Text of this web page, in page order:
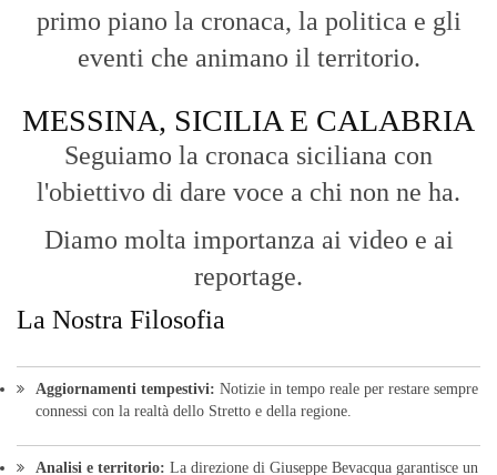
primo piano la cronaca, la politica e gli
eventi che animano il territorio.
MESSINA, SICILIA E CALABRIA
Seguiamo la cronaca siciliana con
l'obiettivo di dare voce a chi non ne ha.
Diamo molta importanza ai video e ai
reportage.
La Nostra Filosofia
Aggiornamenti tempestivi: Notizie in tempo reale per restare sempre
connessi con la realtà dello Stretto e della regione.
Analisi e territorio: La direzione di Giuseppe Bevacqua garantisce un